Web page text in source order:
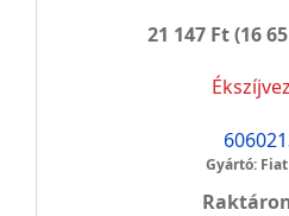
21 147 Ft(16
Gyártó: